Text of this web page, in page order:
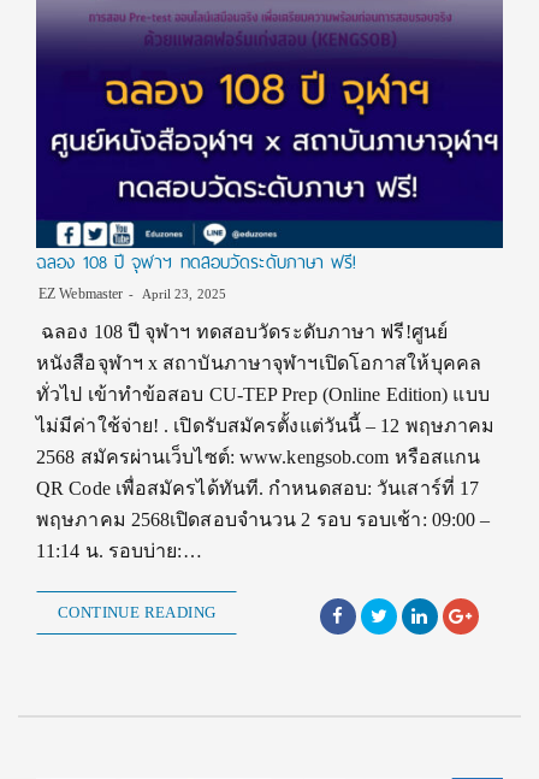
ฉลอง 108 ปี จุฬาฯ ทดสอบวัดระดับภาษา ฟรี!
EZ Webmaster April 23, 2025
ฉลอง 108 ปี จุฬาฯ ทดสอบวัดระดับภาษา ฟรี!ศูนย์
หนังสือจุฬาฯ x สถาบันภาษาจุฬาฯเปิดโอกาสให้บุคคล
ทั่วไป เข้าทำข้อสอบ CU-TEP Prep (Online Edition) แบบ
ไม่มีค่าใช้จ่าย! . เปิดรับสมัครตั้งแต่วันนี้ – 12 พฤษภาคม
2568 สมัครผ่านเว็บไซต์: www.kengsob.com หรือสแกน
QR Code เพื่อสมัครได้ทันที. กำหนดสอบ: วันเสาร์ที่ 17
พฤษภาคม 2568เปิดสอบจำนวน 2 รอบ รอบเช้า: 09:00 –
11:14 น. รอบบ่าย:…
CONTINUE READING